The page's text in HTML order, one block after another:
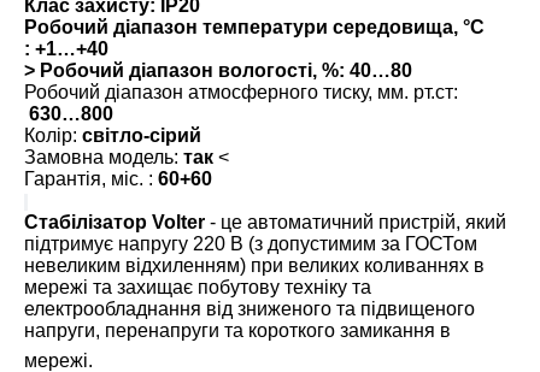
Клас захисту: IP20
Робочий діапазон температури середовища, °С
: +1…+40
> Робочий діапазон вологості, %: 40…80
Робочий діапазон атмосферного тиску, мм. рт.ст:
630…800
Колір: світло-сірий
Замовна модель: так <
Гарантія, міс. : 60+60
Стабілізатор Volter - це автоматичний пристрій, який
підтримує напругу 220 В (з допустимим за ГОСТом
невеликим відхиленням) при великих коливаннях в
мережі та захищає побутову техніку та
електрообладнання від зниженого та підвищеного
напруги, перенапруги та короткого замикання в
мережі.